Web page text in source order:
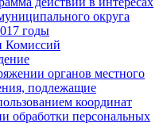
округа
годы
Комиссий
органов местного
подлежащие
координат
обработки персональных